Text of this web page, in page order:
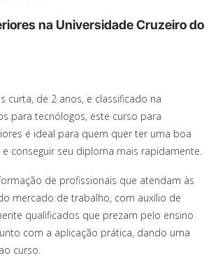
na Universidade Cruzeiro do
curta, de 2 anos, e classificado na
para tecnólogos, este curso para
é ideal para quem quer ter uma boa
conseguir seu diploma mais rapidamente.
de profissionais que atendam às
mercado de trabalho, com auxílio de
qualificados que prezam pelo ensino
com a aplicação prática, dando uma
curso.